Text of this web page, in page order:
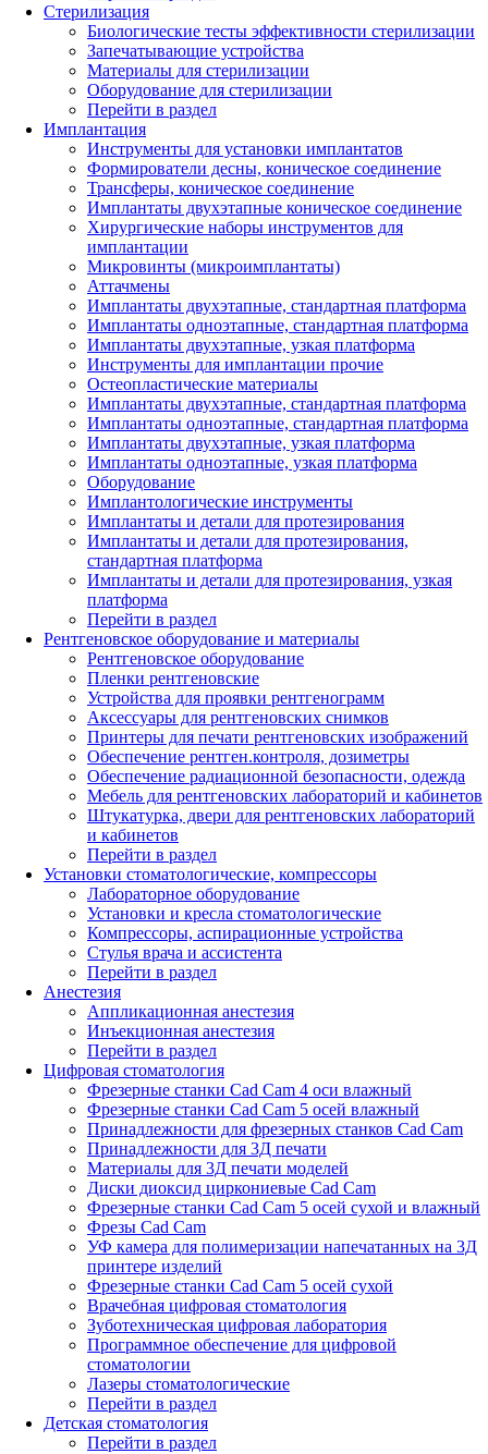
Стерилизация
Биологические тесты эффективности стерилизации
Запечатывающие устройства
Материалы для стерилизации
Оборудование для стерилизации
Перейти в раздел
Имплантация
Инструменты для установки имплантатов
Формирователи десны, коническое соединение
Трансферы, коническое соединение
Имплантаты двухэтапные коническое соединение
Хирургические наборы инструментов для
имплантации
Микровинты (микроимплантаты)
Аттачмены
Имплантаты двухэтапные, стандартная платформа
Имплантаты одноэтапные, стандартная платформа
Имплантаты двухэтапные, узкая платформа
Инструменты для имплантации прочие
Остеопластические материалы
Имплантаты двухэтапные, стандартная платформа
Имплантаты одноэтапные, стандартная платформа
Имплантаты двухэтапные, узкая платформа
Имплантаты одноэтапные, узкая платформа
Оборудование
Имплантологические инструменты
Имплантаты и детали для протезирования
Имплантаты и детали для протезирования,
стандартная платформа
Имплантаты и детали для протезирования, узкая
платформа
Перейти в раздел
Рентгеновское оборудование и материалы
Рентгеновское оборудование
Пленки рентгеновские
Устройства для проявки рентгенограмм
Аксессуары для рентгеновских снимков
Принтеры для печати рентгеновских изображений
Обеспечение рентген.контроля, дозиметры
Обеспечение радиационной безопасности, одежда
Мебель для рентгеновских лабораторий и кабинетов
Штукатурка, двери для рентгеновских лабораторий
и кабинетов
Перейти в раздел
Установки стоматологические, компрессоры
Лабораторное оборудование
Установки и кресла стоматологические
Компрессоры, аспирационные устройства
Стулья врача и ассистента
Перейти в раздел
Анестезия
Аппликационная анестезия
Инъекционная анестезия
Перейти в раздел
Цифровая стоматология
Фрезерные станки Cad Cam 4 оси влажный
Фрезерные станки Cad Cam 5 осей влажный
Принадлежности для фрезерных станков Cad Cam
Принадлежности для 3Д печати
Материалы для 3Д печати моделей
Диски диоксид циркониевые Cad Cam
Фрезерные станки Cad Cam 5 осей сухой и влажный
Фрезы Cad Cam
УФ камера для полимеризации напечатанных на 3Д
принтере изделий
Фрезерные станки Cad Cam 5 осей сухой
Врачебная цифровая стоматология
Зуботехническая цифровая лаборатория
Программное обеспечение для цифровой
стоматологии
Лазеры стоматологические
Перейти в раздел
Детская стоматология
Перейти в раздел